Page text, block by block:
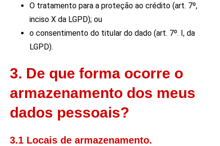
O tratamento para a proteção ao crédito (art. 7º,
inciso X da LGPD); ou
o consentimento do titular do dado (art. 7º. I, da
LGPD).
3. De que forma ocorre o
armazenamento dos meus
dados pessoais?
3.1 Locais de armazenamento.